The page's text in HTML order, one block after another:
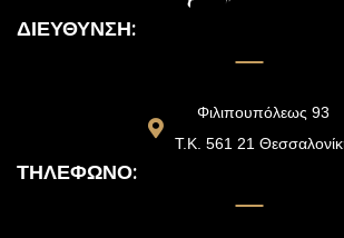
ΔΙΕΎΘΥΝΣΗ:
Φιλιπουπόλεως 93
Τ.Κ. 561 21
ΤΗΛΈΦΩΝΟ: